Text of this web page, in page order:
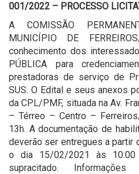
001/2022 – PROCESSO
A COMISSÃO
MUNICÍPIO DE
conhecimento dos
PÚBLICA para
prestadoras de serviço de
SUS. O Edital e seus anexos
da CPL/PMF, situada na Av.
– Térreo – Centro –
13h. A documentação de
deverão ser entregues a partir
o dia 15/02/2021 às 10:00
supracitado.